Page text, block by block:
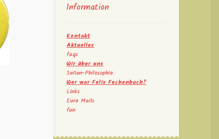
Information
Kontakt
Aktuelles
faqs
Wir über uns
Seiten-Philosophie
Wer war Felix Fechenbach?
Links
Eure Mails
fun